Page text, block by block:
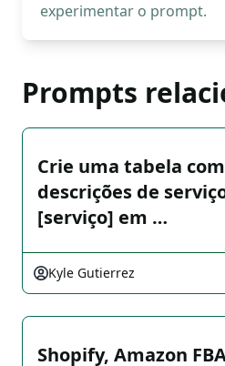
experimentar o prompt.
Prompts
Crie uma tabela
descrições de
[serviço] em …
Kyle Gutierrez
Shopify, Amazon